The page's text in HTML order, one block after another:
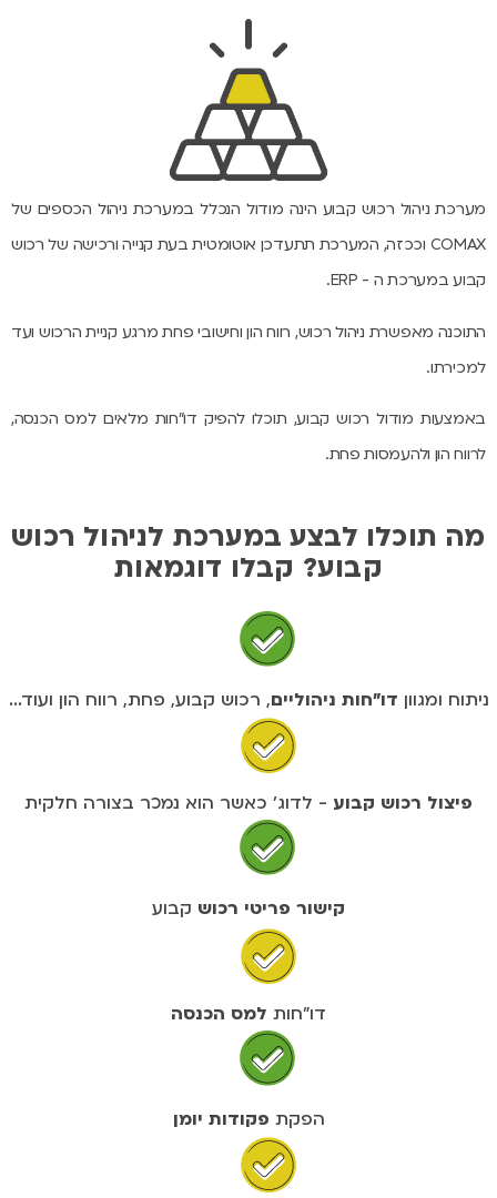
מערכת ניהול רכוש קבוע הינה מודול הנכלל במערכת ניהול הכספים של
COMAX וככזה, המערכת תתעדכן אוטומטית בעת קנייה ורכישה של רכוש
קבוע במערכת ה - ERP
.
התוכנה מאפשרת ניהול רכוש, רווח הון וחישובי פחת מרגע קניית הרכוש ועד
למכירתו.
באמצעות מודול רכוש קבוע, תוכלו להפיק דו"חות מלאים למס הכנסה,
לרווח הון ולהעמסות פחת.
מה תוכלו לבצע במערכת לניהול רכוש
קבוע? קבלו דוגמאות
ניתוח ומגוון דו"חות ניהוליים, רכוש קבוע, פחת, רווח הון ועוד...
פיצול רכוש קבוע - לדוג' כאשר הוא נמכר בצורה חלקית
קישור פריטי רכוש קבוע
דו"חות למס הכנסה
הפקת פקודות יומן